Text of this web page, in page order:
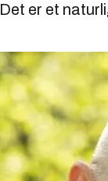
Det er et